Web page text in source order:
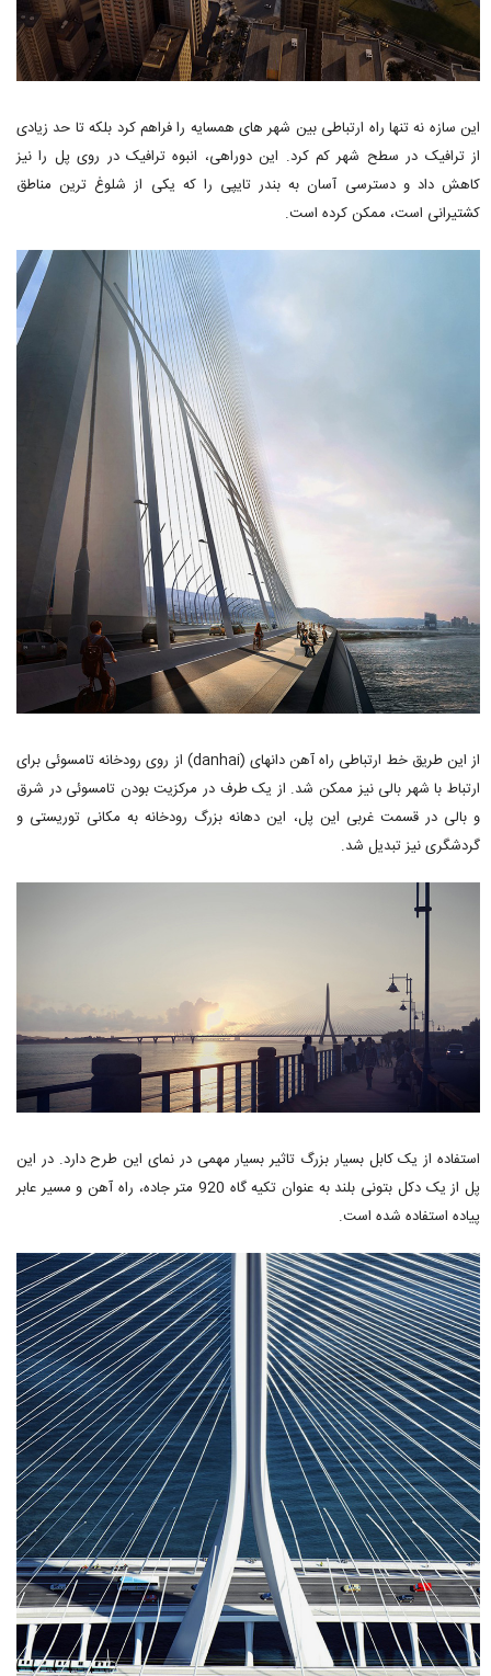
این سازه نه تنها راه ارتباطی بین شهر های همسایه را فراهم کرد بلکه تا حد زیادی
از ترافیک در سطح شهر کم کرد. این دوراهی، انبوه ترافیک در روی پل را نیز
کاهش داد و دسترسی آسان به بندر تایپی را که یکی از شلوغ ترین مناطق
کشتیرانی است، ممکن کرده است.
از این طریق خط ارتباطی راه آهن دانهای (danhai) از روی رودخانه تامسوئی برای
ارتباط با شهر بالی نیز ممکن شد. از یک طرف در مرکزیت بودن تامسوئی در شرق
و بالی در قسمت غربی این پل، این دهانه بزرگ رودخانه به مکانی توریستی و
گردشگری نیز تبدیل شد.
استفاده از یک کابل بسیار بزرگ تاثیر بسیار مهمی در نمای این طرح دارد. در این
پل از یک دکل بتونی بلند به عنوان تکیه گاه 920 متر جاده، راه آهن و مسیر عابر
پیاده استفاده شده است.